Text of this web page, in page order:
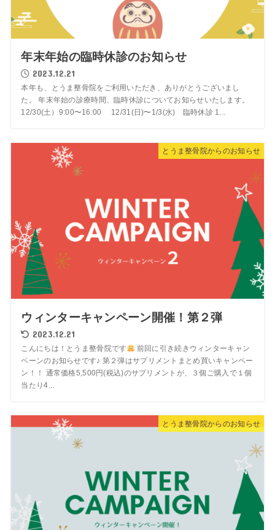
年末年始の臨時休診のお知らせ
2023.12.21
本年も、とうま整骨院をご利用いただき、ありがとうございまし
た。 年末年始の診療時間、臨時休診についてお知らせいたします。
12/30(土）9:00〜16:00 12/31(日)〜1/3(水) 臨時休診 1...
とうま整骨院からのお知らせ
ウィンターキャンペーン開催！第２弾
2023.12.21
こんにちは！とうま整骨院です
前回に引き続きウィンターキャン
ペーンのお知らせです♪ 第２弾はサプリメントまとめ買いキャンペー
ン！！ 通常価格5,500円(税込)のサプリメントが、３個ご購入で１個
当たり4...
とうま整骨院からのお知らせ